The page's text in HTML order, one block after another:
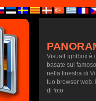
VisualLightbox è
basate sul
nella finestra di
tuo browser web.
di foto.